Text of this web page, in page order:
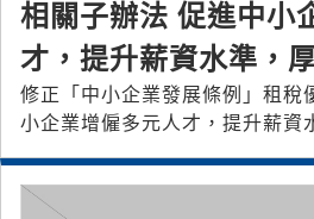
相關子辦法 促進中小
才，提升薪資水準，
修正「中小企業發展條例」租稅
小企業增僱多元人才，提升薪資